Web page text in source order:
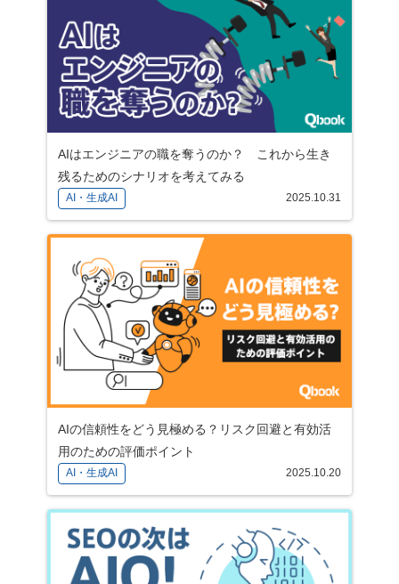
AIはエンジニアの職を奪うのか？ これから生き
残るためのシナリオを考えてみる
AI・生成AI 2025.10.31
AIの信頼性をどう見極める？リスク回避と有効活
用のための評価ポイント
AI・生成AI 2025.10.20